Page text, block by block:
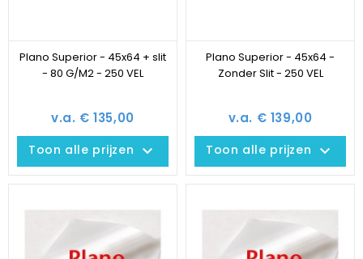
Plano Superior - 45x64 + slit
- 80 G/M2 - 250 VEL
v.a. € 135,00
Toon alle prijzen keyboard_arrow_down
Plano Superior - 45x64 -
Zonder Slit - 250 VEL
v.a. € 139,00
Toon alle prijzen keyboard_arrow_down